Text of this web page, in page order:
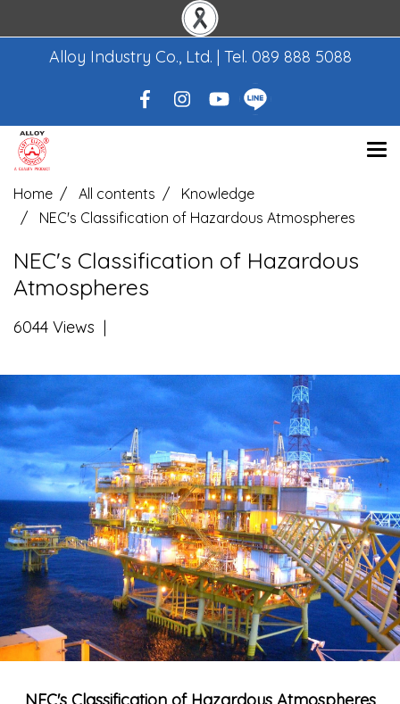
Alloy Industry Co., Ltd. | Tel. 089 888 5088
Home All contents
Knowledge
NEC's Classification of Hazardous Atmospheres
NEC's Classification of Hazardous
Atmospheres
6044 Views |